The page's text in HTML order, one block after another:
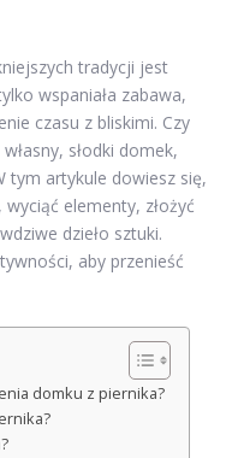
tradycji jest
wspaniała zabawa,
czasu z bliskimi. Czy
słodki domek,
tym artykule dowiesz się,
elementy, złożyć
dzieło sztuki.
aby przenieść
domku z piernika?